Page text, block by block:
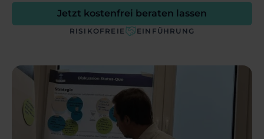
Jetzt kostenfrei beraten lassen
RISIKOFREIE EINFÜHRUNG